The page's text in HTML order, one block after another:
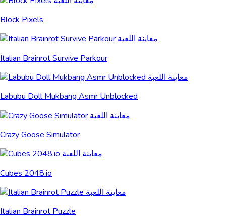
Block Pixels
Italian Brainrot Survive Parkour
Labubu Doll Mukbang Asmr Unblocked
Crazy Goose Simulator
Cubes 2048.io
Italian Brainrot Puzzle